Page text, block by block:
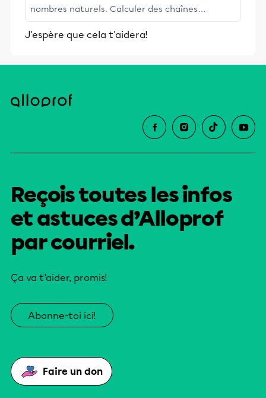
nombres naturels. Calculer des chaînes
d'opérations exprimé sous forme d'une fraction.
Traduire des énoncés à ...
J'espère que cela t'aidera!
Reçois toutes les infos
et astuces d’Alloprof
par courriel.
Ça va t’aider, promis!
Abonne-toi ici!
Faire un don